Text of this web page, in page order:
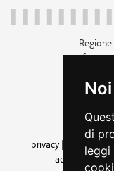
di
leggi
c.f.
privacy
cookie |
accessibilità|